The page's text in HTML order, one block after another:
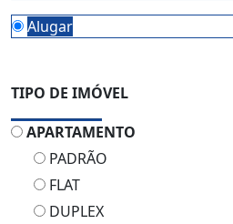
Alugar
TIPO DE IMÓVEL
APARTAMENTO
PADRÃO
FLAT
DUPLEX